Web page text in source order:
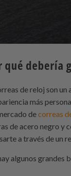
qué debería
de reloj son
más
decorreas
de acero negro y
a través de un
algunos grandes